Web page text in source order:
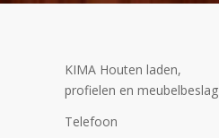
KIMA Houten laden,
profielen en meubelbeslag
Telefoon